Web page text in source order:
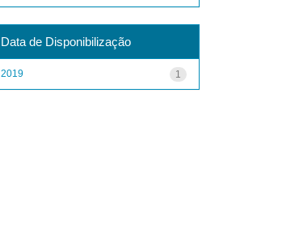
Data de Disponibilização
1
2019